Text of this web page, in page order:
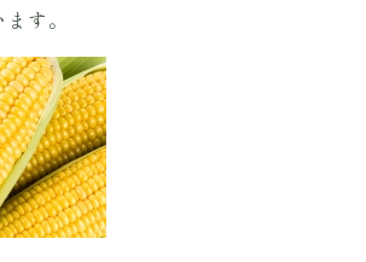
す。